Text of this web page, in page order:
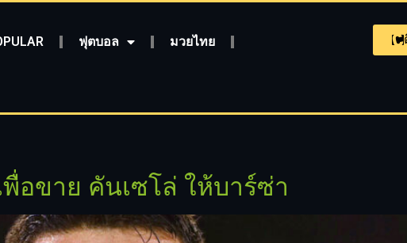
ฟุตบอล มวยไทย
อขาย คันเซโล่ ให้บาร์ซ่า